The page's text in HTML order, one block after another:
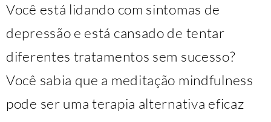
Você está lidando com sintomas de
depressão e está cansado de tentar
diferentes tratamentos sem sucesso?
Você sabia que a meditação mindfulness
pode ser uma terapia alternativa eficaz